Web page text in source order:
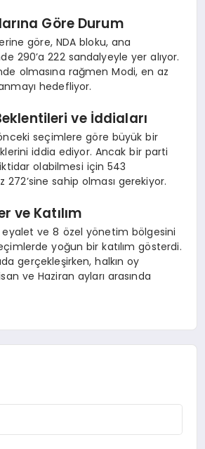
Göre Durum
göre, NDA bloku, ana
290’a 222 sandalyeyle yer alıyor.
olmasına rağmen Modi, en az
hedefliyor.
ve İddiaları
seçimlere göre büyük bir
iddia ediyor. Ancak bir parti
olabilmesi için 543
sahip olması gerekiyor.
ve Katılım
eyalet ve 8 özel yönetim bölgesini
yoğun bir katılım gösterdi.
gerçekleşirken, halkın oy
ve Haziran ayları arasında